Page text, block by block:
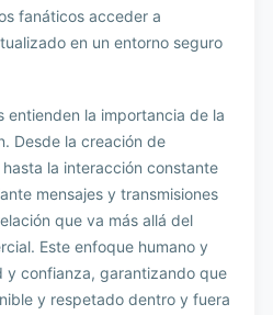
fanáticos acceder a
en un entorno seguro
entienden la importancia de la
Desde la creación de
la interacción constante
mensajes y transmisiones
que va más allá del
Este enfoque humano y
confianza, garantizando que
y respetado dentro y fuera